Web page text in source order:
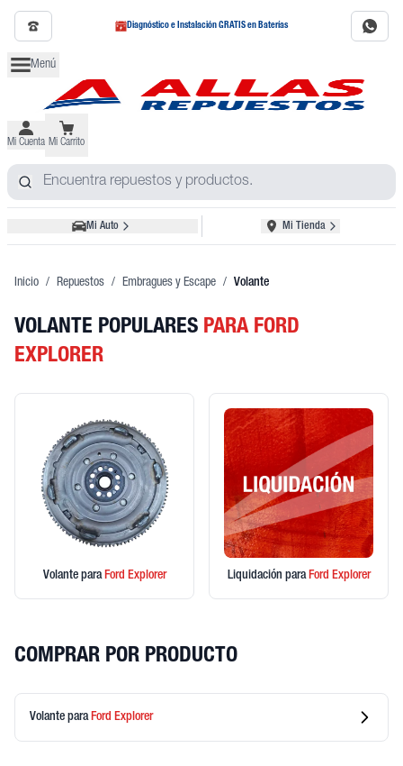
Diagnóstico e Instalación GRATIS en Baterías
Menú
Mi Cuenta Mi Carrito
Mi Auto Mi Tienda
Inicio / Repuestos / Embragues y Escape / Volante
VOLANTE POPULARES PARA FORD
EXPLORER
Volante paraFord Explorer Liquidación paraFord Explorer
COMPRAR POR PRODUCTO
Volante para Ford Explorer